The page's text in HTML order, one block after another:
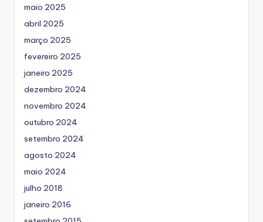
maio 2025
abril 2025
março 2025
fevereiro 2025
janeiro 2025
dezembro 2024
novembro 2024
outubro 2024
setembro 2024
agosto 2024
maio 2024
julho 2018
janeiro 2016